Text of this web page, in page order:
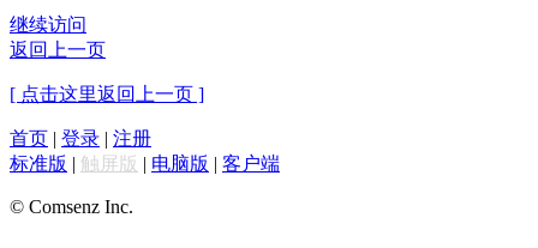
继续访问
返回上一页
[ 点击这里返回上一页 ]
首页 | 登录 | 注册
标准版 | 触屏版 | 电脑版 | 客户端
© Comsenz Inc.